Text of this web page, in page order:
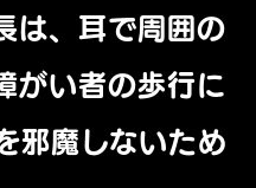
は、耳で周囲の
がい者の歩行に
邪魔しないため